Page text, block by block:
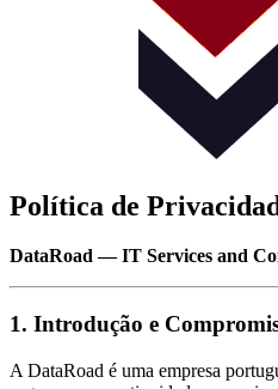
Política de
DataRoad — IT Services and
1. Introdução e
A DataRoad é uma empresa